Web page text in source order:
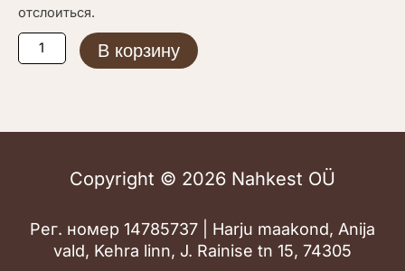
отслоиться.
Количество
товара
Clean
В корзину
Copyright © 2026 Nahkest OÜ
Рег. номер 14785737 | Harju maakond, Anija
vald, Kehra linn, J. Rainise tn 15, 74305